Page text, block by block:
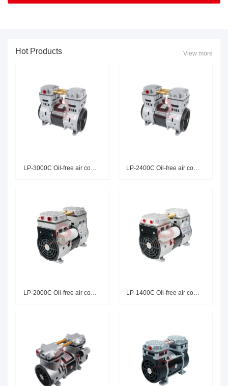
Hot Products View more
LP-2000C Oil-free air compress LP-1400C Oil-free air compress